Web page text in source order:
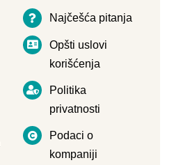
Najčešća pitanja
Opšti uslovi
korišćenja
Politika
privatnosti
Podaci o
kompaniji